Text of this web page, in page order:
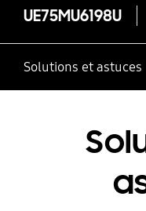
UE75MU6198U
Solutions et astuces